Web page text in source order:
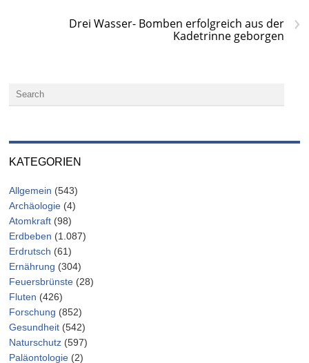
›
Drei Wasser- Bomben erfolgreich aus der
Kadetrinne geborgen
KATEGORIEN
Allgemein (543)
Archäologie (4)
Atomkraft (98)
Erdbeben (1.087)
Erdrutsch (61)
Ernährung (304)
Feuersbrünste (28)
Fluten (426)
Forschung (852)
Gesundheit (542)
Naturschutz (597)
Paläontologie (2)